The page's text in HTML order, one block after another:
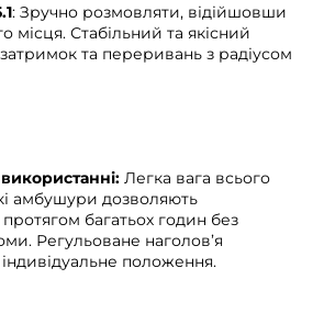
: Зручно розмовляти, відійшовши
місця. Стабільний та якісний
та переривань з радіусом
Легка вага всього
амбушури дозволяють
багатьох годин без
Регульоване наголов’я
положення.